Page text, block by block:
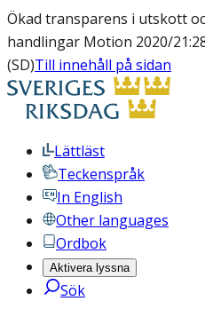
Ökad transparens i utskott
handlingar Motion 2020/
(SD)Till innehåll på sidan
Lättläst
Teckenspråk
In English
Other languages
Ordbok
Aktivera lyssna
Sök